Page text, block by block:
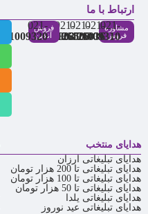
ارتباط با ما
مشاوره
فروش
021-
91009310
021-
86126036
021-
86126506
021-
88537803
فروش
آنلاین
021-
91009320
هدایای منتخب
هدایای تبلیغاتی ارزان
هدایای تبلیغاتی تا 200 هزار تومان
هدایای تبلیغاتی تا 100 هزار تومان
هدایای تبلیغاتی تا 50 هزار تومان
هدایای تبلیغاتی یلدا
هدایای تبلیغاتی عید نوروز